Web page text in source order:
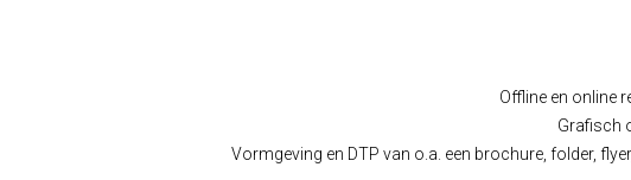
Offline en online
Grafisch
Vormgeving en DTP van o.a. een brochure, folder,